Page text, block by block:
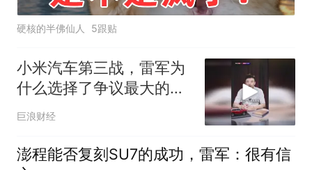
硬核的半佛仙人 5跟贴
小米汽车第三战，雷军为
什么选择了争议最大的增
程车？
巨浪财经
澎程能否复刻SU7的成功，雷军：很有信